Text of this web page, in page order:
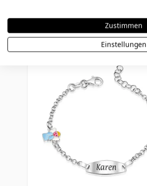
Weitere Varianten
Zustimmen
Einstellungen